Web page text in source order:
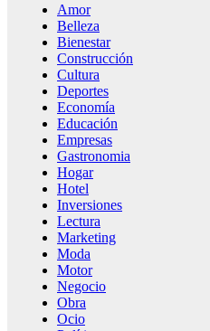
Amor
Belleza
Bienestar
Construcción
Cultura
Deportes
Economía
Educación
Empresas
Gastronomia
Hogar
Hotel
Inversiones
Lectura
Marketing
Moda
Motor
Negocio
Obra
Ocio